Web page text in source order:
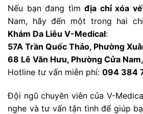
Nếu bạn đang tìm địa chỉ xóa
Nam, hãy đến một trong hai
Khám Da Liễu V-Medical:
57A Trần Quốc Thảo, Phường
68 Lê Văn Hưu, Phường Cửa
Hotline tư vấn miễn phí: 094 384
Đội ngũ chuyên viên của V-
nghe và tư vấn tận tình để giúp